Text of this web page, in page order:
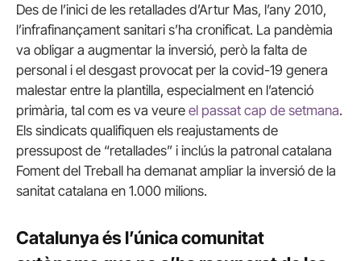
Des de l’inici de les retallades d’Artur Mas, l’any 2010,
l’infrafinançament sanitari s’ha cronificat. La pandèmia
va obligar a augmentar la inversió, però la falta de
personal i el desgast provocat per la covid-19 genera
malestar entre la plantilla, especialment en l’atenció
primària, tal com es va veure el passat cap de setmana.
Els sindicats qualifiquen els reajustaments de
pressupost de “retallades” i inclús la patronal catalana
Foment del Treball ha demanat ampliar la inversió de la
sanitat catalana en 1.000 milions.
Catalunya és l’única comunitat